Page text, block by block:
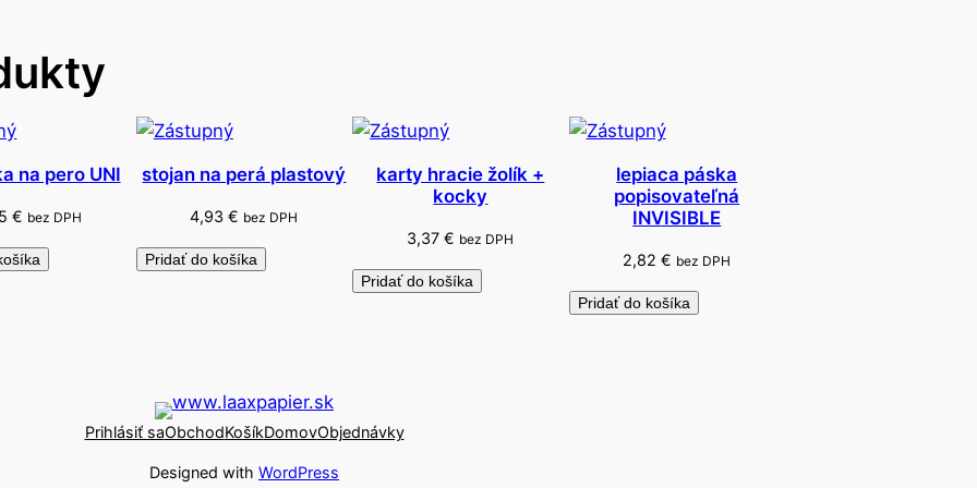
o
d
v
o
z
na pero UNI
€ bez DPH
stojan na perá plastový
4,93€ bez DPH
Pridať do košíka
karty hracie žolík +
kocky
3,37€ bez DPH
Pridať do košíka
lepiaca páska
popisovateľná
INVISIBLE
2,82€ bez DPH
Pridať do košíka
Prihlásiť saObchodKošíkDomovObjednávky
Designed with WordPress